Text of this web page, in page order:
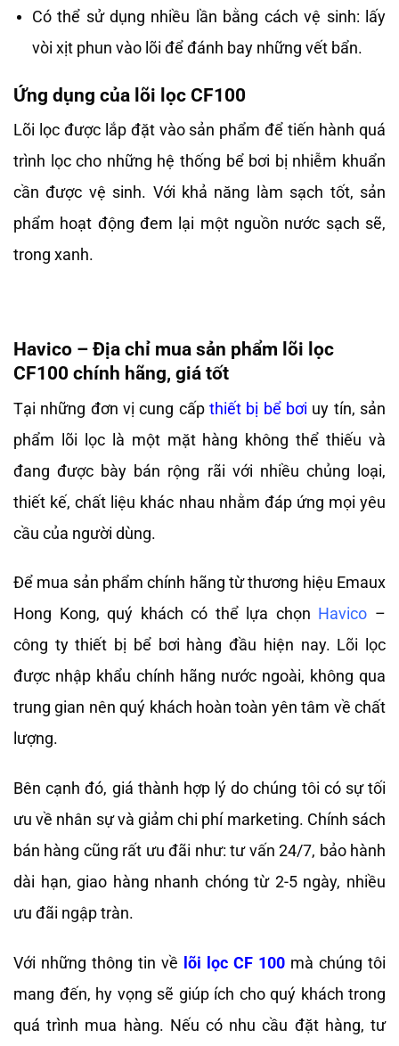
Có thể sử dụng nhiều lần bằng cách vệ sinh: lấy
vòi xịt phun vào lõi để đánh bay những vết bẩn.
Ứng dụng của lõi lọc CF100
Lõi lọc được lắp đặt vào sản phẩm để tiến hành quá
trình lọc cho những hệ thống bể bơi bị nhiễm khuẩn
cần được vệ sinh. Với khả năng làm sạch tốt, sản
phẩm hoạt động đem lại một nguồn nước sạch sẽ,
trong xanh.
Havico – Địa chỉ mua sản phẩm lõi lọc
CF100 chính hãng, giá tốt
Tại những đơn vị cung cấp thiết bị bể bơi uy tín, sản
phẩm lõi lọc là một mặt hàng không thể thiếu và
đang được bày bán rộng rãi với nhiều chủng loại,
thiết kế, chất liệu khác nhau nhằm đáp ứng mọi yêu
cầu của người dùng.
Để mua sản phẩm chính hãng từ thương hiệu Emaux
Hong Kong, quý khách có thể lựa chọn Havico –
công ty thiết bị bể bơi hàng đầu hiện nay. Lõi lọc
được nhập khẩu chính hãng nước ngoài, không qua
trung gian nên quý khách hoàn toàn yên tâm về chất
lượng.
Bên cạnh đó, giá thành hợp lý do chúng tôi có sự tối
ưu về nhân sự và giảm chi phí marketing. Chính sách
bán hàng cũng rất ưu đãi như: tư vấn 24/7, bảo hành
dài hạn, giao hàng nhanh chóng từ 2-5 ngày, nhiều
ưu đãi ngập tràn.
Với những thông tin về lõi lọc CF 100 mà chúng tôi
mang đến, hy vọng sẽ giúp ích cho quý khách trong
quá trình mua hàng. Nếu có nhu cầu đặt hàng, tư